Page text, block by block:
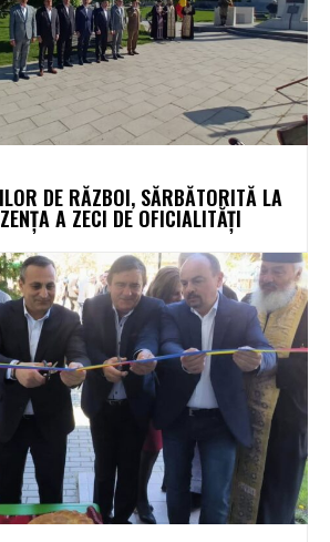
DE RĂZBOI, SĂRBĂTORITĂ LA
A ZECI DE OFICIALITĂȚI